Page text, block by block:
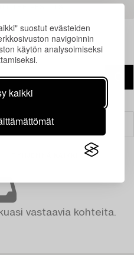
suostut evästeiden
navigoinnin
käytön analysoimiseksi
kaikki
vastaavia kohteita.